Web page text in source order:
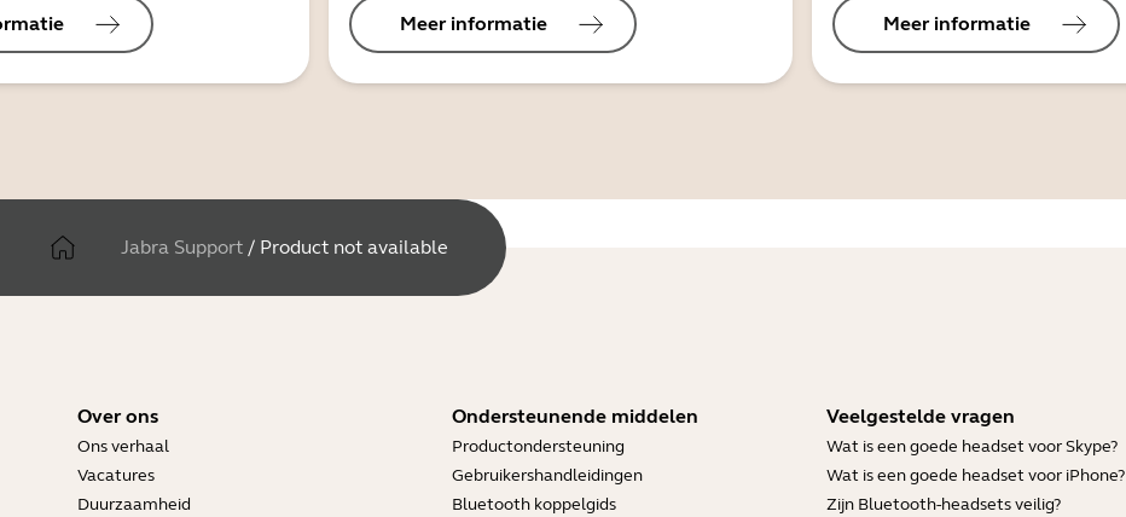
Meer informatie Meer informatie
Jabra Support / Product not available
Over ons
Ons verhaal
Vacatures
Duurzaamheid
Ondersteunende middelen
Productondersteuning
Gebruikershandleidingen
Bluetooth koppelgids
Veelgestelde vragen
Wat is een goede headset voor Skype?
Wat is een goede headset voor iPhone?
Zijn Bluetooth-headsets veilig?